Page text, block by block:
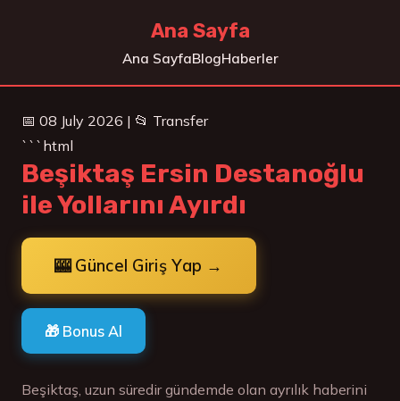
Ana Sayfa
Ana SayfaBlogHaberler
📅 08 July 2026 | 📂 Transfer
```html
Beşiktaş Ersin Destanoğlu
ile Yollarını Ayırdı
🎰 Güncel Giriş Yap →
🎁 Bonus Al
Beşiktaş, uzun süredir gündemde olan ayrılık haberini